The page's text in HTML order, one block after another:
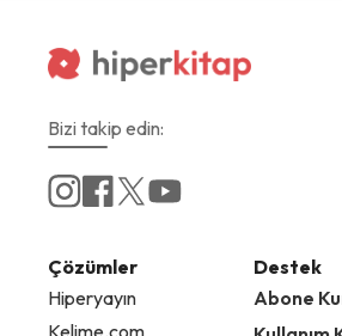
Bizi takip edin:
Çözümler
Hiperyayın
Kelime.com
Destek
Abone